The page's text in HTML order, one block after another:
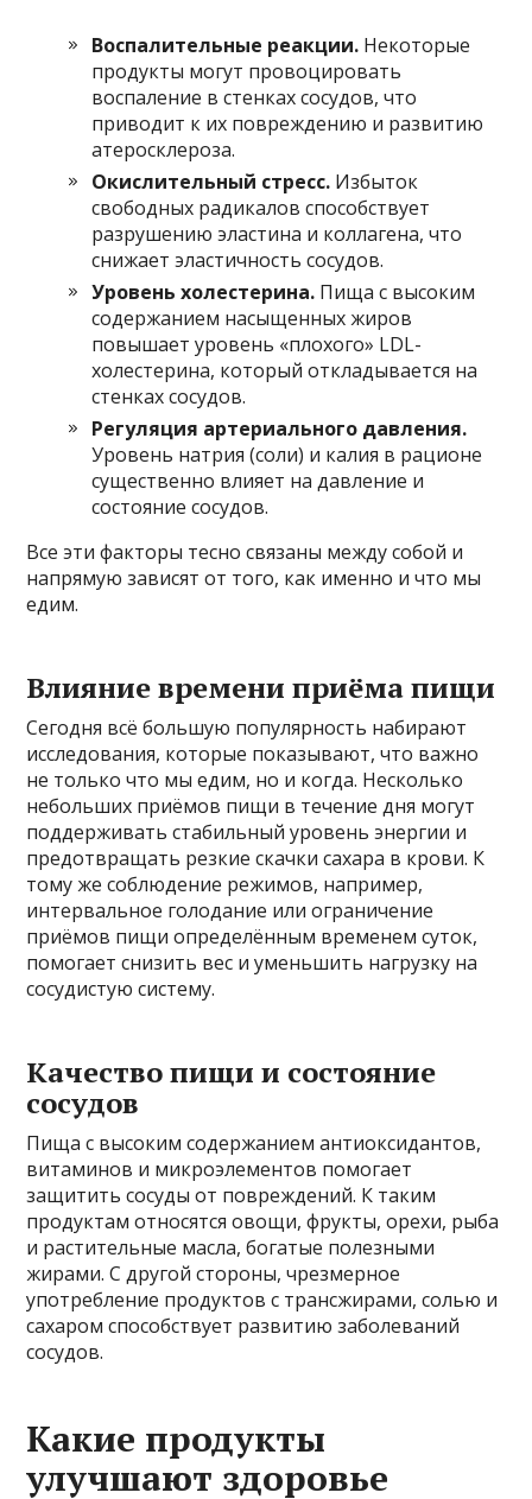
Воспалительные реакции. Некоторые
продукты могут провоцировать
воспаление в стенках сосудов, что
приводит к их повреждению и развитию
атеросклероза.
Окислительный стресс. Избыток
свободных радикалов способствует
разрушению эластина и коллагена, что
снижает эластичность сосудов.
Уровень холестерина. Пища с высоким
содержанием насыщенных жиров
повышает уровень «плохого» LDL-
холестерина, который откладывается на
стенках сосудов.
Регуляция артериального давления.
Уровень натрия (соли) и калия в рационе
существенно влияет на давление и
состояние сосудов.
Все эти факторы тесно связаны между собой и
напрямую зависят от того, как именно и что мы
едим.
Влияние времени приёма пищи
Сегодня всё большую популярность набирают
исследования, которые показывают, что важно
не только что мы едим, но и когда. Несколько
небольших приёмов пищи в течение дня могут
поддерживать стабильный уровень энергии и
предотвращать резкие скачки сахара в крови. К
тому же соблюдение режимов, например,
интервальное голодание или ограничение
приёмов пищи определённым временем суток,
помогает снизить вес и уменьшить нагрузку на
сосудистую систему.
Качество пищи и состояние
сосудов
Пища с высоким содержанием антиоксидантов,
витаминов и микроэлементов помогает
защитить сосуды от повреждений. К таким
продуктам относятся овощи, фрукты, орехи, рыба
и растительные масла, богатые полезными
жирами. С другой стороны, чрезмерное
употребление продуктов с трансжирами, солью и
сахаром способствует развитию заболеваний
сосудов.
Какие продукты
улучшают здоровье